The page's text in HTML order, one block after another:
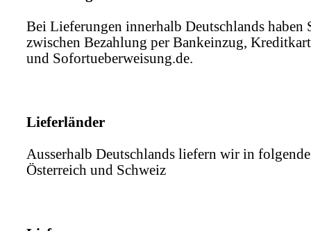
Bei Lieferungen innerhalb Deutschlands haben
zwischen Bezahlung per Bankeinzug,
und Sofortueberweisung.de.
Lieferländer
Ausserhalb Deutschlands liefern wir in
Österreich und Schweiz